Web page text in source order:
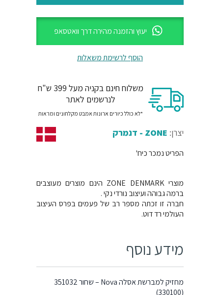
יעוץ והזמנה מהירה דרך וואטסאפ
הוסף לרשימת משאלות
משלוח חינם בקניה מעל 399 ש"ח
לנרשמים לאתר
*לא כולל כיורים ארונות אמבט מקלחונים ומראות
יצרן: ZONE - דנמרק
הפריט נמכר כיח'
מוצרי ZONE DENMARK הינם מוצרים מעוצבים
ברמה גבוהה ועיצוב נורדי נקי .
חברה זו זכתה מספר רב של פעמים בפרס העיצוב
העולמי רד דוט.
מידע נוסף
מחזיק למברשת אסלה Nova – שחור 351032
(330100)